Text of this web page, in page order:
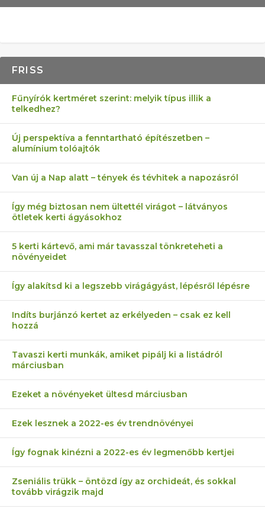
FRISS
Fűnyírók kertméret szerint: melyik típus illik a
telkedhez?
Új perspektíva a fenntartható építészetben –
alumínium tolóajtók
Van új a Nap alatt – tények és tévhitek a napozásról
Így még biztosan nem ültettél virágot – látványos
ötletek kerti ágyásokhoz
5 kerti kártevő, ami már tavasszal tönkreteheti a
növényeidet
Így alakítsd ki a legszebb virágágyást, lépésről lépésre
Indíts burjánzó kertet az erkélyeden – csak ez kell
hozzá
Tavaszi kerti munkák, amiket pipálj ki a listádról
márciusban
Ezeket a növényeket ültesd márciusban
Ezek lesznek a 2022-es év trendnövényei
Így fognak kinézni a 2022-es év legmenőbb kertjei
Zseniális trükk – öntözd így az orchideát, és sokkal
tovább virágzik majd